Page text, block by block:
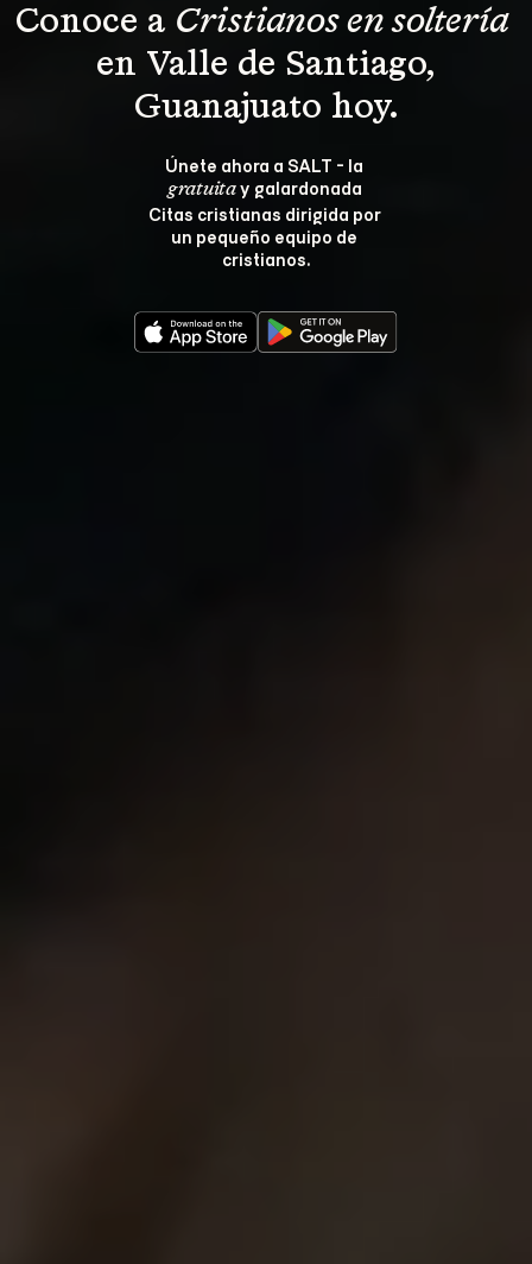
Conoce a Cristianos en soltería
en Valle de Santiago,
Guanajuato hoy.
Únete ahora a SALT - la
gratuita y galardonada
Citas cristianas dirigida por
un pequeño equipo de
cristianos.